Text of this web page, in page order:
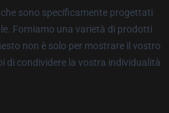
sono specificamente progettati
Forniamo una varietà di prodotti
non è solo per mostrare il vostro
di condividere la vostra individualità